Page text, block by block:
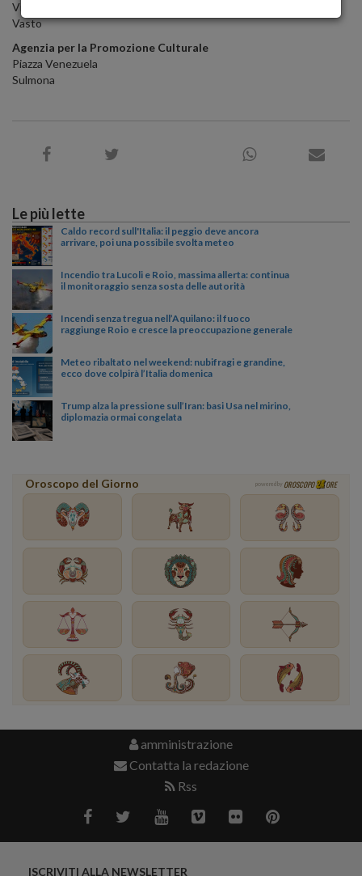
Via Michetti,63
Vasto
Agenzia per la Promozione Culturale
Piazza Venezuela
Sulmona
Le più lette
Caldo record sull'Italia: il peggio deve ancora
arrivare, poi una possibile svolta meteo
Incendio tra Lucoli e Roio, massima allerta: continua
il monitoraggio senza sosta delle autorità
Incendi senza tregua nell’Aquilano: il fuoco
raggiunge Roio e cresce la preoccupazione generale
Meteo ribaltato nel weekend: nubifragi e grandine,
ecco dove colpirà l’Italia domenica
Trump alza la pressione sull’Iran: basi Usa nel mirino,
diplomazia ormai congelata
Oroscopo del Giorno powered by OROSCOPO ORE
amministrazione
Contatta la redazione
Rss
ISCRIVITI ALLA NEWSLETTER